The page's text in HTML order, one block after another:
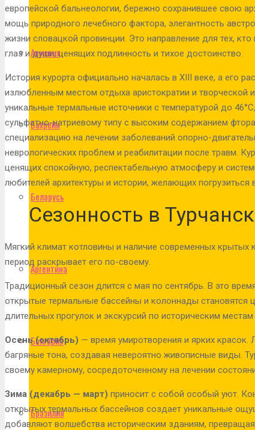
Армения
Бахрейн
Беларусь
Аргентина
Болгария
Бразилия
европейской бальнеологии, бережно сохранившее свою
мощь природного лечебного фактора, элегантность
жизни словацкой провинции. Это направление для тех,
глаз и души, ценящих подлинность и тихое достоинство.
История курорта официально началась в XIII веке, а его
излюбленным местом отдыха аристократии и творческой
уникальные термальные источники с температурой до
сульфатно-натриевому типу с высоким содержанием
специализацию на лечении заболеваний опорно-
неврологических проблем и реабилитации после травм.
ценящих спокойную, респектабельную атмосферу и
любителей архитектуры и истории, желающих
Сезонность в
Мягкий климат котловины и наличие современных
период раскрывает его по-своему.
Традиционный сезон длится с мая по сентябрь. В это
открытые термальные бассейны и колоннады становятся
длительных прогулок и экскурсий по историческим местам
Осень (октябрь) — время умиротворения и ярких
багряные тона, создавая невероятно живописные виды.
своему камерному, сосредоточенному на лечении
Зима (декабрь — март) приносит с собой особый уют.
открытых термальных бассейнов создает уникальные
добавляют волшебства историческим зданиям,